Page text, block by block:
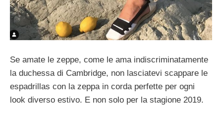
Se amate le zeppe, come le ama indiscriminatamente
la duchessa di Cambridge, non lasciatevi scappare le
espadrillas con la zeppa in corda perfette per ogni
look diverso estivo. E non solo per la stagione 2019.